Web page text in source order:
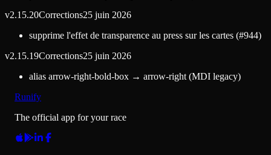
v2.15.20Corrections25 juin 2026
supprime l'effet de transparence au press sur les cartes (#944)
v2.15.19Corrections25 juin 2026
alias arrow-right-bold-box → arrow-right (MDI legacy)
Runify
The official app for your race